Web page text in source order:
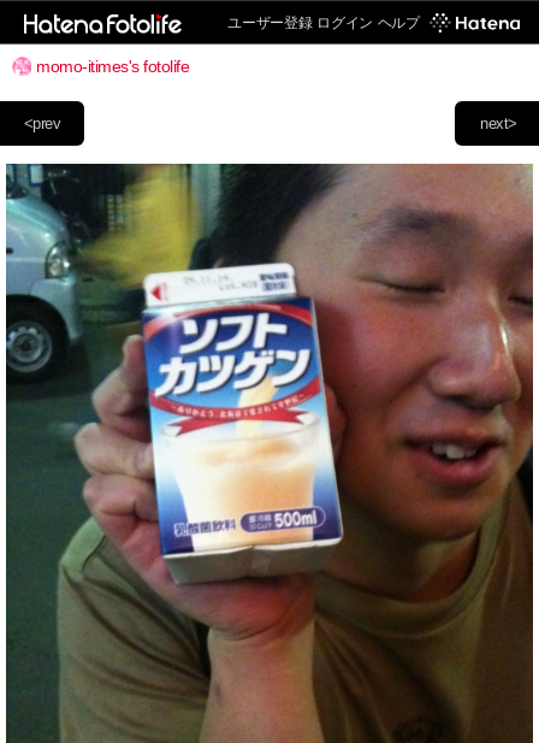
ユーザー登録 ログイン ヘルプ
momo-itimes's fotolife
next>
<prev